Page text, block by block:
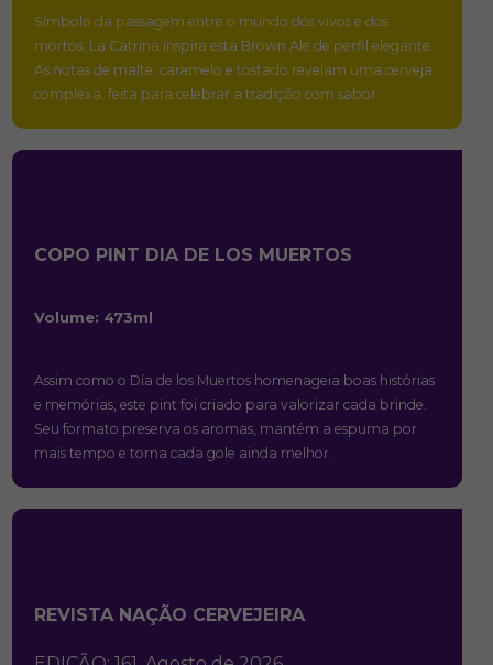
Símbolo da passagem entre o mundo dos vivos e dos
mortos, La Catrina inspira esta Brown Ale de perfil elegante.
As notas de malte, caramelo e tostado revelam uma cerveja
complexa, feita para celebrar a tradição com sabor
COPO PINT DIA DE LOS MUERTOS
Volume: 473ml
Assim como o Día de los Muertos homenageia boas histórias
e memórias, este pint foi criado para valorizar cada brinde.
Seu formato preserva os aromas, mantém a espuma por
mais tempo e torna cada gole ainda melhor.
REVISTA NAÇÃO CERVEJEIRA